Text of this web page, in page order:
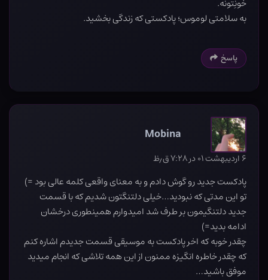
خونِتونه.
به سلامتی لوموس؛ پادکستی که زندگی بخشید.
پاسخ
Mobina
۶ اردیبهشت ۰۱ در ۷:۲۸ ق٫ظ
پادکست جدید رو گوش دادم و به معنای واقعی کلمه عالی بود =)
تو این مدتی که نبودید…خیلی دلتنگتون شدیم که با قسمت
جدید دلتنگیمون بر طرف شد امیدوارم همینطوری درخشان
ادامه بدید=)
چقدر خوبه که اخر پادکست به موسیقی قسمت جدیدم اشاره کنم
که چقدر خاطره انگیزه ممنون از این همه تلاشی که انجام میدید
موفق باشید…